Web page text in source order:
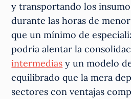
y transportando los
durante las horas de
que un mínimo de
podría alentar la
intermedias y un modelo
equilibrado que la mera
sectores con ventajas